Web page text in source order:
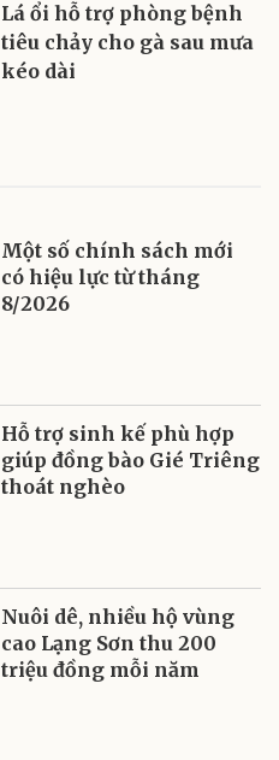
Lá ổi hỗ trợ phòng bệnh
tiêu chảy cho gà sau mưa
kéo dài
Một số chính sách mới
có hiệu lực từ tháng
8/2026
Hỗ trợ sinh kế phù hợp
giúp đồng bào Gié Triêng
thoát nghèo
Nuôi dê, nhiều hộ vùng
cao Lạng Sơn thu 200
triệu đồng mỗi năm